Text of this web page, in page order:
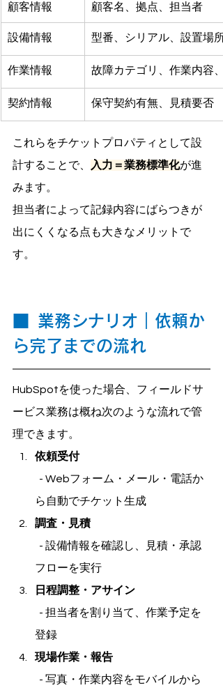
顧客情報 顧客名、拠点、担当者
設備情報 型番、シリアル、設置場所
作業情報 故障カテゴリ、作業内容
契約情報 保守契約有無、見積要否
これらをチケットプロパティとして設
計することで、 入力＝業務標準化が進
みます。
担当者によって記録内容にばらつきが
出にくくなる点も大きなメリットで
す。
業務シナリオ｜依頼か
ら完了までの流れ
HubSpotを使った場合、フィールドサ
ービス業務は概ね次のような流れで管
理できます。
依頼受付
ら自動でチケット生成
調査・見積
フローを実行
日程調整・アサイン
登録
現場作業・報告